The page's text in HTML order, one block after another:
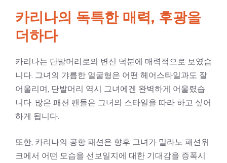
카리나의 독특한 매력, 후광을
더하다
카리나는 단발머리로의 변신 덕분에 매력적으로 보였습
니다. 그녀의 갸름한 얼굴형은 어떤 헤어스타일과도 잘
어울리며, 단발머리 역시 그녀에겐 완벽하게 어울렸습
니다. 많은 패션 팬들은 그녀의 스타일을 따라 하고 싶어
하게 됩니다.
또한, 카리나의 공항 패션은 향후 그녀가 밀라노 패션위
크에서 어떤 모습을 선보일지에 대한 기대감을 증폭시